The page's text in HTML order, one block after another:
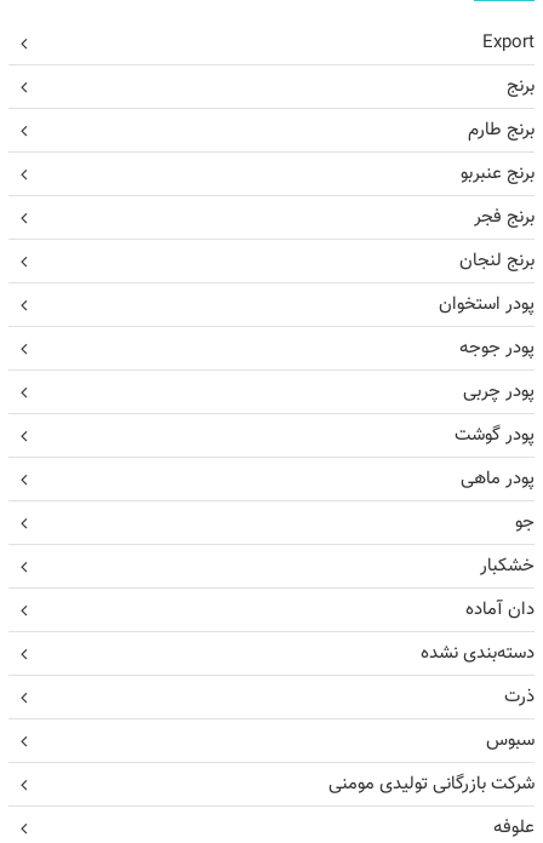
Export
برنج
برنج طارم
برنج عنبربو
برنج فجر
برنج لنجان
پودر استخوان
پودر جوجه
پودر چربی
پودر گوشت
پودر ماهی
جو
خشکبار
دان آماده
دسته‌بندی نشده
ذرت
سبوس
شرکت بازرگانی تولیدی مومنی
علوفه